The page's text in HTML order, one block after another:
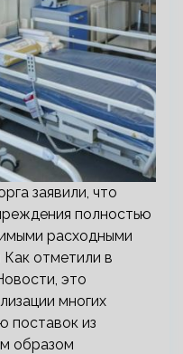
заявили, что
полностью
расходными
отметили в
это
многих
поставок из
образом